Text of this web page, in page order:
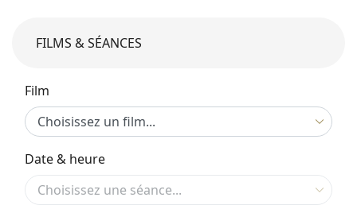
FILMS & SÉANCES
Film
Date & heure